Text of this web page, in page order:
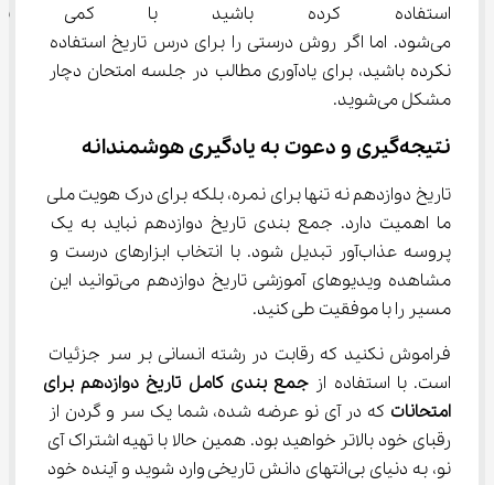
استفاده کرده باشید با کمی
می‌شود. اما اگر روش درستی را برای درس تاریخ استفاده
نکرده باشید، برای یادآوری مطالب در جلسه امتحان دچار
مشکل می‌شوید.
نتیجه‌گیری و دعوت به یادگیری هوشمندانه
تاریخ دوازدهم نه تنها برای نمره، بلکه برای درک هویت ملی
ما اهمیت دارد. جمع بندی تاریخ دوازدهم نباید به یک
پروسه عذاب‌آور تبدیل شود. با انتخاب ابزارهای درست و
مشاهده ویدیوهای آموزشی تاریخ دوازدهم می‌توانید این
مسیر را با موفقیت طی کنید.
فراموش نکنید که رقابت در رشته انسانی بر سر جزئیات
است. با استفاده از جمع بندی کامل تاریخ دوازدهم برای
امتحانات که در آی نو عرضه شده، شما یک سر و گردن از
رقبای خود بالاتر خواهید بود. همین حالا با تهیه اشتراک آی
نو، به دنیای بی‌انتهای دانش تاریخی وارد شوید و آینده خود